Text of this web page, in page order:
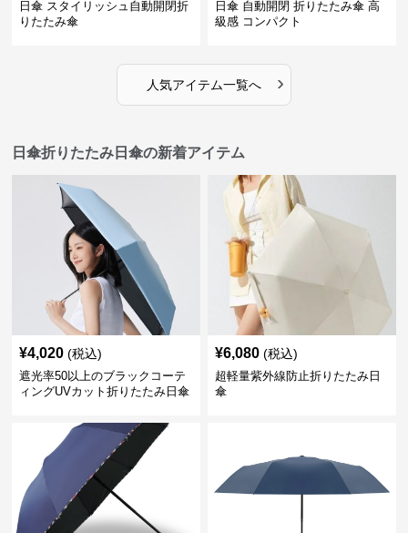
日傘 スタイリッシュ自動開閉折
りたたみ傘
日傘 自動開閉 折りたたみ傘 高
級感 コンパクト
人気アイテム一覧へ ›
日傘折りたたみ日傘の新着アイテム
¥4,020 (税込)
遮光率50以上のブラックコーテ
ィングUVカット折りたたみ日傘
¥6,080 (税込)
超軽量紫外線防止折りたたみ日
傘